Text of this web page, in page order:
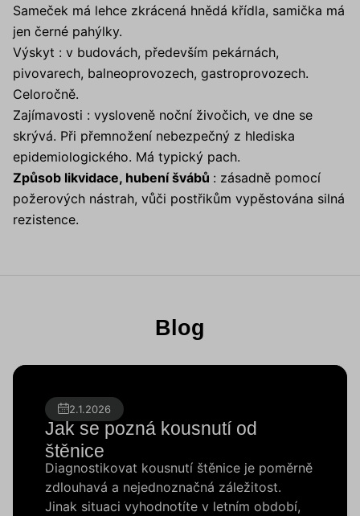
Sameček má lehce zkrácená hnědá křídla, samička má
jen černé pahýlky.
Výskyt : v budovách, především pekárnách,
pivovarech, balneoprovozech, gastroprovozech.
Celoročně.
Zajímavosti : vysloveně noční živočich, ve dne se
skrývá. Při přemnožení nebezpečný z hlediska
epidemiologického. Má typický pach.
Způsob likvidace, hubení švábů : zásadně pomocí
požerových nástrah, vůči postřikům vypěstována silná
rezistence.
Blog
2.1.2026
Jak se pozná kousnutí od
štěnice
Diagnostikovat kousnutí štěnice je poměrně
zdlouhavá a nejednoznačná záležitost.
Jinak situaci vyhodnotíte v letním období,